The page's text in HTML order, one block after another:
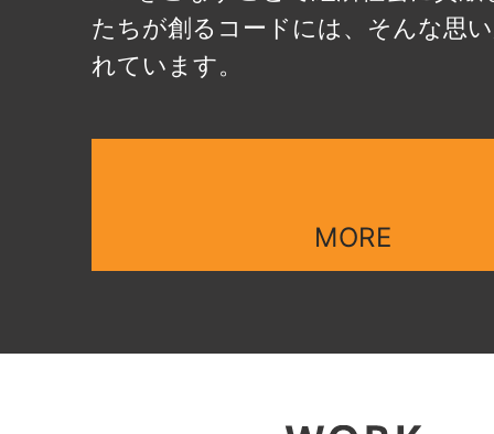
たちが創るコードには、そんな思
れています。
MORE